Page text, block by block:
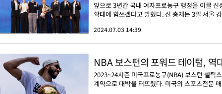
앞으로 3년간 국내 여자프로농구 행정을 이끌
확대에 힘쓰겠다고 밝혔다. 신 총재는 3일 서울
2024.07.03 14:39
NBA 보스턴의 포워드 테이텀,
2023~24시즌 미국프로농구(NBA) 보스턴 셀틱
계약으로 대박을 터뜨렸다. 미국의 스포츠전문